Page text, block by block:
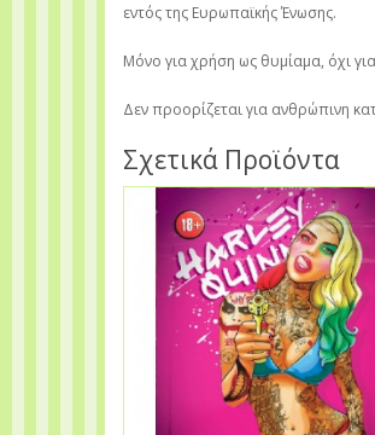
εντός της Ευρωπαϊκής Ένωσης.
Μόνο για χρήση ως θυμίαμα, όχι
Δεν προορίζεται για ανθρώπινη
Σχετικά Προϊόντα